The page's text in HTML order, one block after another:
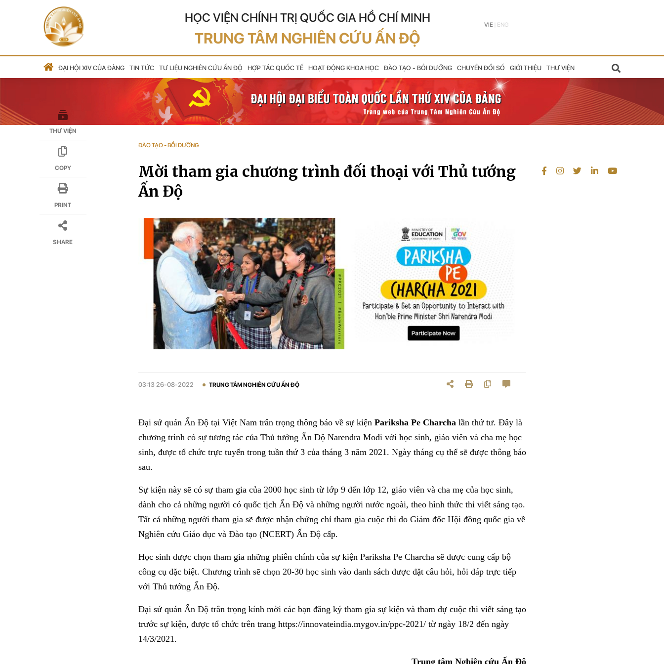
HỌC VIỆN CHÍNH TRỊ QUỐC GIA HỒ CHÍ MINH
TRUNG TÂM NGHIÊN CỨU ẤN ĐỘ
VIE ENG
ĐẠI HỘI XIV CỦA ĐẢNG TIN TỨC TƯ LIỆU NGHIÊN CỨU ẤN ĐỘ HỢP TÁC QUỐC TẾ HOẠT ĐỘNG KHOA HỌC ĐÀO TẠO - BỒI DƯỠNG CHUYỂN ĐỔI SỐ GIỚI THIỆU THƯ VIỆN
ĐÀO TẠO - BỒI DƯỠNG
THƯ VIỆN
COPY
PRINT
SHARE
Mời tham gia chương trình đối thoại với Thủ tướng
Ấn Độ
03:13 26-08-2022 TRUNG TÂM NGHIÊN CỨU ẤN ĐỘ
Đại sứ quán Ấn Độ tại Việt Nam trân trọng thông báo về sự kiện Pariksha Pe Charcha lần thứ tư. Đây là
chương trình có sự tương tác của Thủ tướng Ấn Độ Narendra Modi với học sinh, giáo viên và cha mẹ học
sinh, được tổ chức trực tuyến trong tuần thứ 3 của tháng 3 năm 2021. Ngày tháng cụ thể sẽ được thông báo
sau.
Sự kiện này sẽ có sự tham gia của 2000 học sinh từ lớp 9 đến lớp 12, giáo viên và cha mẹ của học sinh,
dành cho cả những người có quốc tịch Ấn Độ và những người nước ngoài, theo hình thức thi viết sáng tạo.
Tất cả những người tham gia sẽ được nhận chứng chỉ tham gia cuộc thi do Giám đốc Hội đồng quốc gia về
Nghiên cứu Giáo dục và Đào tạo (NCERT) Ấn Độ cấp.
Học sinh được chọn tham gia những phiên chính của sự kiện Pariksha Pe Charcha sẽ được cung cấp bộ
công cụ đặc biệt. Chương trình sẽ chọn 20-30 học sinh vào danh sách được đặt câu hỏi, hỏi đáp trực tiếp
với Thủ tướng Ấn Độ.
Đại sứ quán Ấn Độ trân trọng kính mời các bạn đăng ký tham gia sự kiện và tham dự cuộc thi viết sáng tạo
trước sự kiện, được tổ chức trên trang https://innovateindia.mygov.in/ppc-2021/từ ngày 18/2 đến ngày
14/3/2021.
Trung tâm Nghiên cứu Ấn Độ